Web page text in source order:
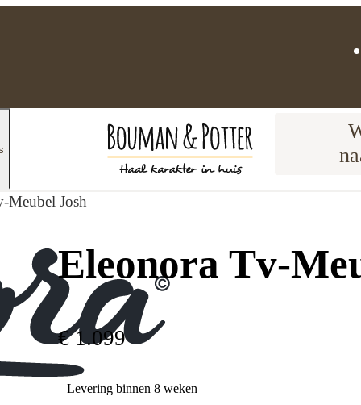
Meubel Josh
Eleonora Tv-
€ 1.099
Levering binnen 8 weken